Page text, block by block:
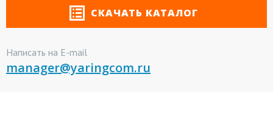
СКАЧАТЬ КАТАЛОГ
Написать на E-mail
manager@yaringcom.ru